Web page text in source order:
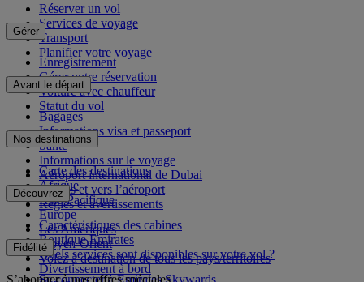
Réserver un vol
Services de voyage
Transport
Planifier votre voyage
Gérer
Enregistrement
Gérer votre réservation
Voiture avec chauffeur
Statut du vol
Avant le départ
Bagages
Informations visa et passeport
Santé
Informations sur le voyage
Aéroport international de Dubai
Depuis et vers l’aéroport
Règles et avertissements
Nos destinations
Carte des destinations
Afrique
Asie-Pacifique
Europe
Les Amériques
Moyen-Orient
Volez à destination de tous les pays/territoires
Découvrez
Caractéristiques des cabines
Boutique Emirates
Quels services sont disponibles sur votre vol ?
Divertissement à bord
Fidélité
Se connecter à Emirates Skywards
S’abonner à nos offres spéciales